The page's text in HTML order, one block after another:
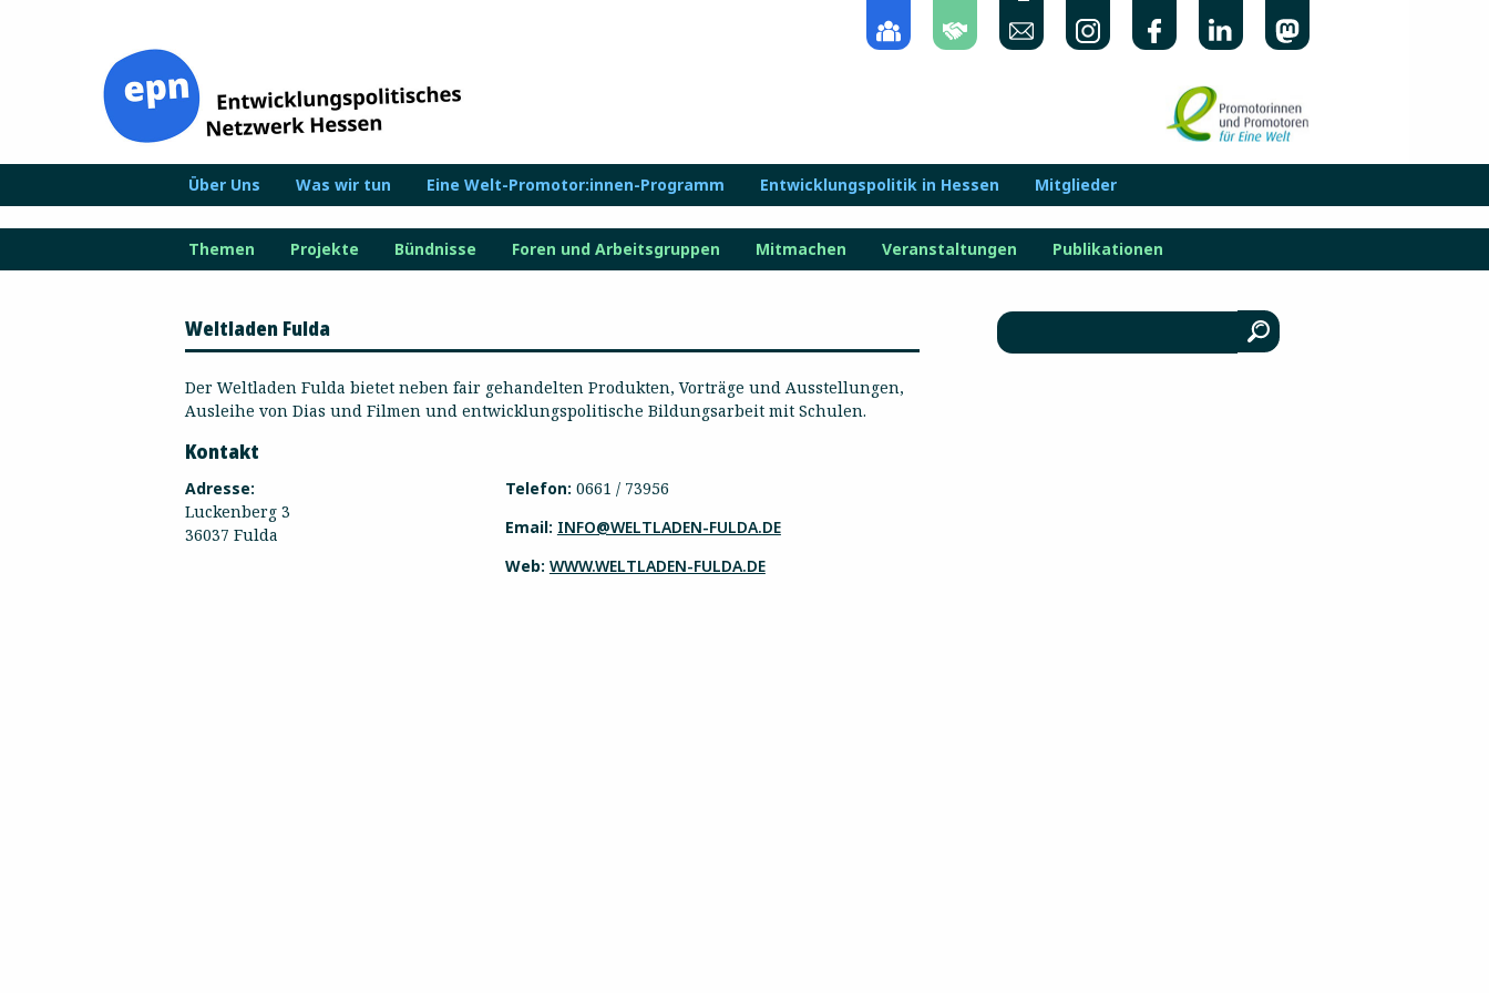
Über Uns Was wir tun Eine Welt-Promotor:innen-Programm Entwicklungspolitik in Hessen Mitglieder
Themen Projekte Bündnisse Foren und Arbeitsgruppen Mitmachen Veranstaltungen Publikationen
Weltladen Fulda
Der Weltladen Fulda bietet neben fair gehandelten Produkten, Vorträge und Ausstellungen,
Ausleihe von Dias und Filmen und entwicklungspolitische Bildungsarbeit mit Schulen.
Kontakt
Adresse:
Luckenberg 3
36037 Fulda
Telefon: 0661 / 73956
Email: INFO@WELTLADEN-FULDA.DE
Web: WWW.WELTLADEN-FULDA.DE